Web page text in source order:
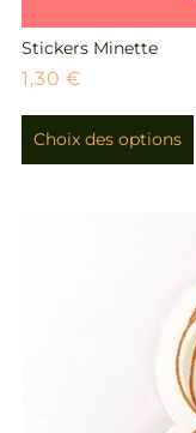
Stickers Minette
1,30€
Choix des options